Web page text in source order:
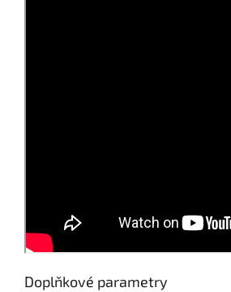
Doplňkové parametry